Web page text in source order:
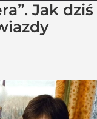
Jak dziś